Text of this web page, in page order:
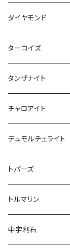
ダイヤモンド
ターコイズ
タンザナイト
チャロアイト
デュモルチェライト
トパーズ
トルマリン
中宇利石